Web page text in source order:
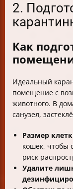
2.
Как
Идеальный
помещение с
животного. В
санузел,
Размер
кошек, чтобы
риск
Удалите